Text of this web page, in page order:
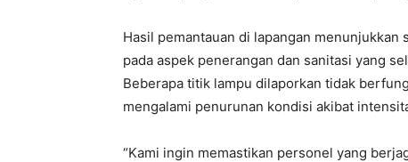
Hasil pemantauan di lapangan
pada aspek penerangan dan sanitasi yang
Beberapa titik lampu dilaporkan tidak
mengalami penurunan kondisi akibat
“Kami ingin memastikan personel yang